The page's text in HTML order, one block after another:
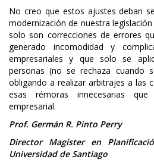
No creo que estos ajustes deban
modernización de nuestra
solo son correcciones de errores
generado incomodidad y
empresariales y que solo se
personas (no se rechaza cuando
obligando a realizar arbitrajes a las
esas rémoras innecesarias
empresarial.
Prof. Germán R. Pinto Perry
Director Magíster en
Universidad de Santiago